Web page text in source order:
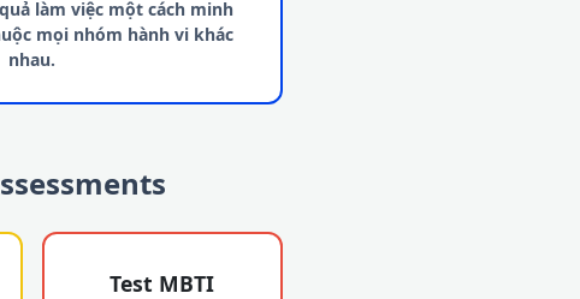
làm việc một cách minh
mọi nhóm hành vi khác
nhau.
Test MBTI